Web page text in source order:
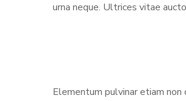
urna neque. Ultrices vitae
Elementum pulvinar etiam non